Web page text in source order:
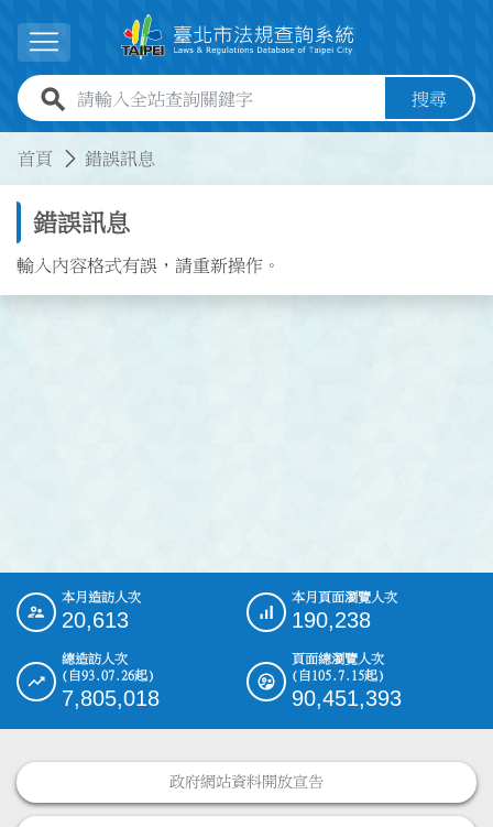
展開選單
全站查詢關鍵字欄位 搜尋
首頁 錯誤訊息
錯誤訊息
輸入內容格式有誤，請重新操作。
::: 本月造訪人次
20,613
本月頁面瀏覽人次
190,238
總造訪人次
(自93.07.26起)
7,805,018
頁面總瀏覽人次
(自105.7.15起)
90,451,393
政府網站資料開放宣告